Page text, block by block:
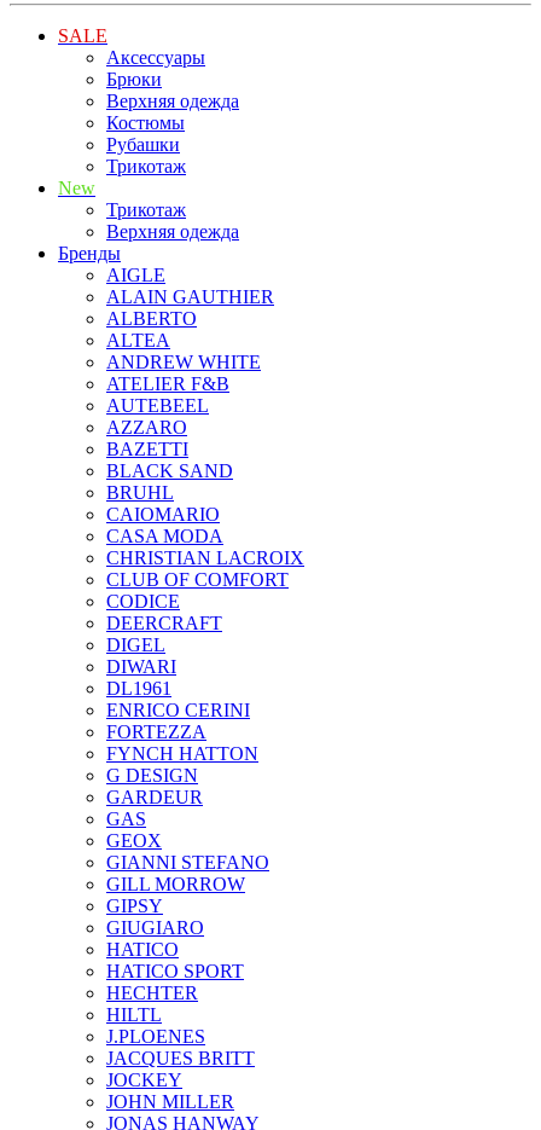
SALE
Аксессуары
Брюки
Верхняя одежда
Костюмы
Рубашки
Трикотаж
New
Трикотаж
Верхняя одежда
Бренды
AIGLE
ALAIN GAUTHIER
ALBERTO
ALTEA
ANDREW WHITE
ATELIER F&B
AUTEBEEL
AZZARO
BAZETTI
BLACK SAND
BRUHL
CAIOMARIO
CASA MODA
CHRISTIAN LACROIX
CLUB OF COMFORT
CODICE
DEERCRAFT
DIGEL
DIWARI
DL1961
ENRICO CERINI
FORTEZZA
FYNCH HATTON
G DESIGN
GARDEUR
GAS
GEOX
GIANNI STEFANO
GILL MORROW
GIPSY
GIUGIARO
HATICO
HATICO SPORT
HECHTER
HILTL
J.PLOENES
JAСQUES BRITT
JOCKEY
JOHN MILLER
JONAS HANWAY